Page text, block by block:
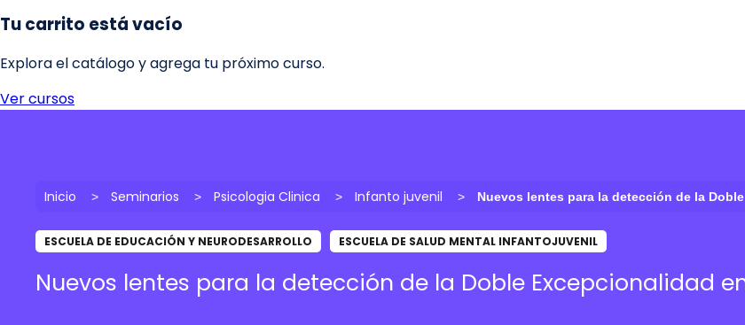
Inicio Seminarios Psicologia Clinica Infanto juvenil Nuevos lentes para la detección de la
ESCUELA DE EDUCACIÓN Y NEURODESARROLLO ESCUELA DE SALUD MENTAL INFANTOJUVENIL
Nuevos lentes para la detección de la Doble Excepcionalidad